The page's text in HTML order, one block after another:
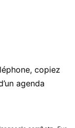
copiez
agenda